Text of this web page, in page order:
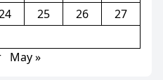
25 26
27
May »